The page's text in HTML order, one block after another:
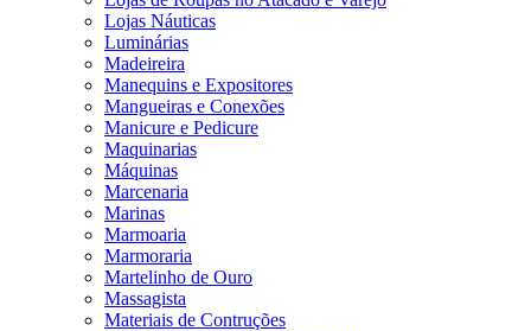
Lojas Náuticas
Luminárias
Madeireira
Manequins e Expositores
Mangueiras e Conexões
Manicure e Pedicure
Maquinarias
Máquinas
Marcenaria
Marinas
Marmoaria
Marmoraria
Martelinho de Ouro
Massagista
Materiais de Contruções